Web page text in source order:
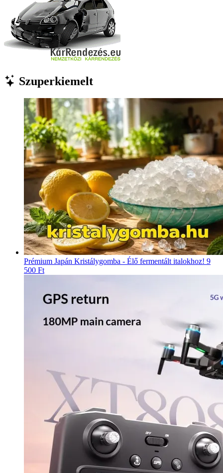
Szuperkiemelt
Prémium Japán Kristálygomba - Élő fermentált italokhoz! 9
500 Ft